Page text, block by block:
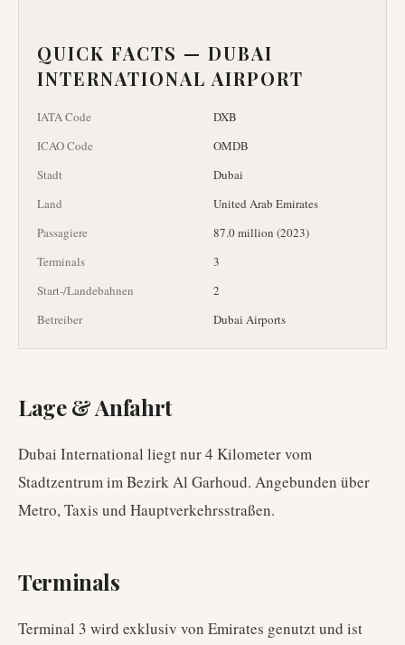
QUICK FACTS — DUBAI
INTERNATIONAL AIRPORT
IATA Code
DXB
ICAO Code
OMDB
Stadt
Dubai
Land
United Arab Emirates
Passagiere
87.0 million (2023)
Terminals
3
Start-/Landebahnen
2
Betreiber
Dubai Airports
Lage & Anfahrt
Dubai International liegt nur 4 Kilometer vom
Stadtzentrum im Bezirk Al Garhoud. Angebunden über
Metro, Taxis und Hauptverkehrsstraßen.
Terminals
Terminal 3 wird exklusiv von Emirates genutzt und ist